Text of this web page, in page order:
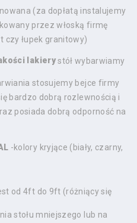
(za dopłatą instalujemy
przez włoską firmę
czy łupek granitowy)
lakierystół wybarwiamy
stosujemy bejce firmy
bardzo dobrą rozlewnością i
posiada dobrą odporność na
-kolory kryjące (biały, czarny,
od 4ft do 9ft (różniący się
stołu mniejszego lub na